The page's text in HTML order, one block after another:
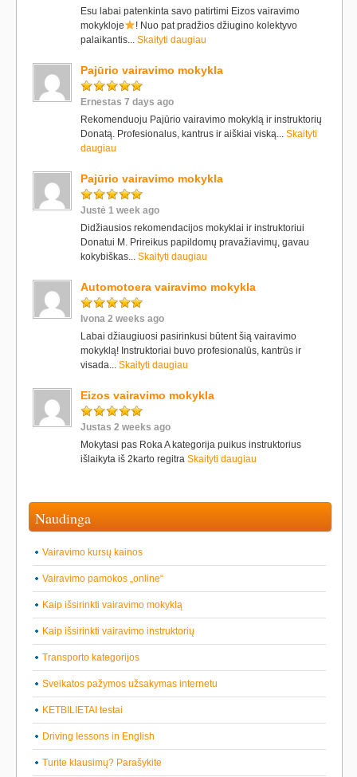
Esu labai patenkinta savo patirtimi Eizos vairavimo
mokykloje
! Nuo pat pradžios džiugino kolektyvo
palaikantis... Skaityti daugiau
Pajūrio vairavimo mokykla
Ernestas 7 days ago
Rekomenduoju Pajūrio vairavimo mokyklą ir instruktorių
Donatą. Profesionalus, kantrus ir aiškiai viską... Skaityti
daugiau
Pajūrio vairavimo mokykla
Justė 1 week ago
Didžiausios rekomendacijos mokyklai ir instruktoriui
Donatui M. Prireikus papildomų pravažiavimų, gavau
kokybiškas... Skaityti daugiau
Automotoera vairavimo mokykla
Ivona 2 weeks ago
Labai džiaugiuosi pasirinkusi būtent šią vairavimo
mokyklą! Instruktoriai buvo profesionalūs, kantrūs ir
visada... Skaityti daugiau
Eizos vairavimo mokykla
Justas 2 weeks ago
Mokytasi pas Roka A kategorija puikus instruktorius
išlaikyta iš 2karto regitra Skaityti daugiau
Naudinga
Vairavimo kursų kainos
Vairavimo pamokos „online“
Kaip išsirinkti vairavimo mokyklą
Kaip išsirinkti vairavimo instruktorių
Transporto kategorijos
Sveikatos pažymos užsakymas internetu
KETBILIETAI testai
Driving lessons in English
Turite klausimų? Parašykite